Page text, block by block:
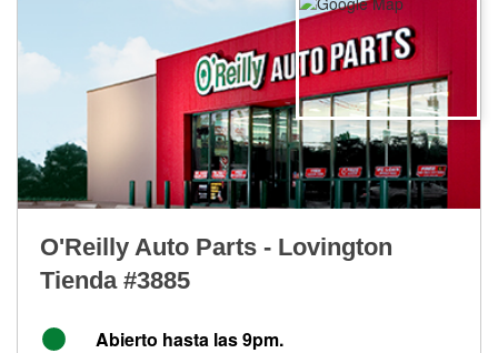
O'Reilly Auto Parts - Lovington
Tienda #3885
Abierto hasta las 9pm.